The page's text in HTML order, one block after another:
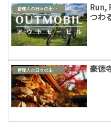
管理人の日々の出来事
Run,
つわ
管理人の日々の出来事 豪徳